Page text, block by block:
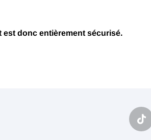
est donc entièrement sécurisé.